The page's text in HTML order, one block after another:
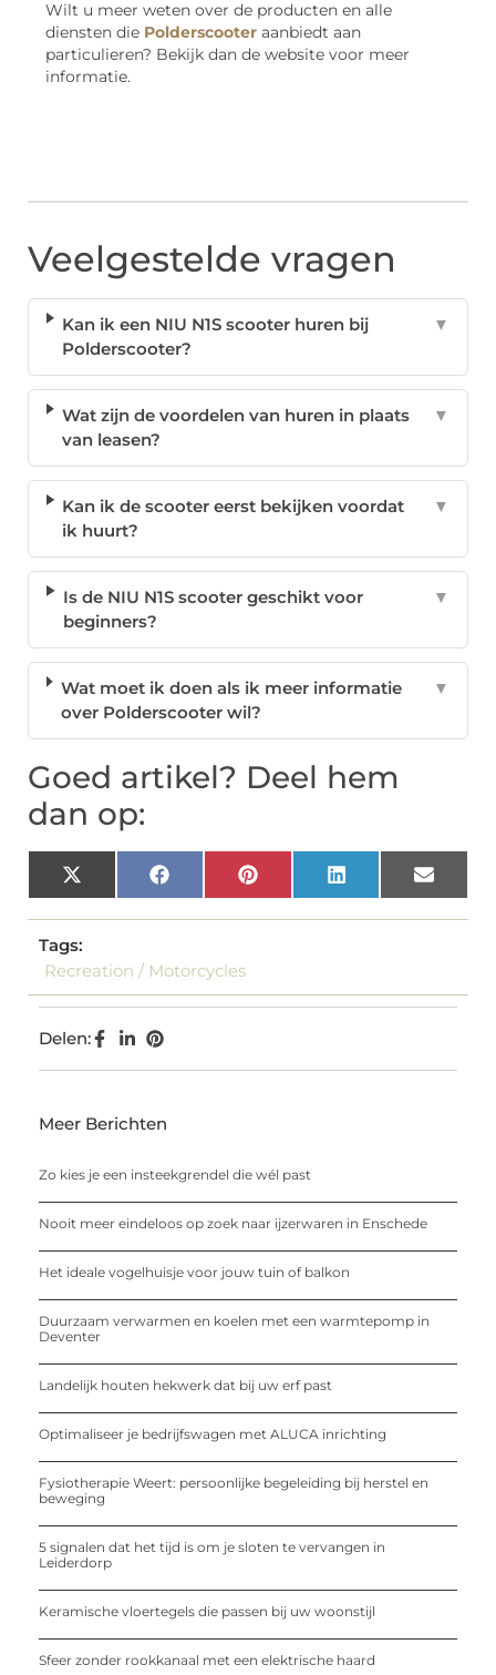
Wilt u meer weten over de producten en alle
diensten die Polderscooter aanbiedt aan
particulieren? Bekijk dan de website voor meer
informatie.
Veelgestelde vragen
Kan ik een NIU N1S scooter huren bij
Polderscooter?
▼
Wat zijn de voordelen van huren in plaats
van leasen?
▼
Kan ik de scooter eerst bekijken voordat
ik huurt?
▼
Is de NIU N1S scooter geschikt voor
beginners?
▼
Wat moet ik doen als ik meer informatie
over Polderscooter wil?
▼
Goed artikel? Deel hem
dan op:
X
(Twitter)
FacebookPinterest LinkedIn Email
Tags:
Recreation / Motorcycles
Delen:
Meer Berichten
Zo kies je een insteekgrendel die wél past
Nooit meer eindeloos op zoek naar ijzerwaren in Enschede
Het ideale vogelhuisje voor jouw tuin of balkon
Duurzaam verwarmen en koelen met een warmtepomp in
Deventer
Landelijk houten hekwerk dat bij uw erf past
Optimaliseer je bedrijfswagen met ALUCA inrichting
Fysiotherapie Weert: persoonlijke begeleiding bij herstel en
beweging
5 signalen dat het tijd is om je sloten te vervangen in
Leiderdorp
Keramische vloertegels die passen bij uw woonstijl
Sfeer zonder rookkanaal met een elektrische haard